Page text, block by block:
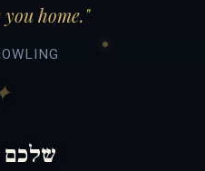
home."
שלכם